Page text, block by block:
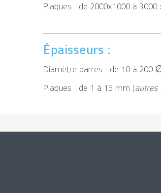
Plaques : de 2000x1000 à
Épaisseurs :
Diamètre barres : de 10 à 200
Plaques : de 1 à 15 mm (autres